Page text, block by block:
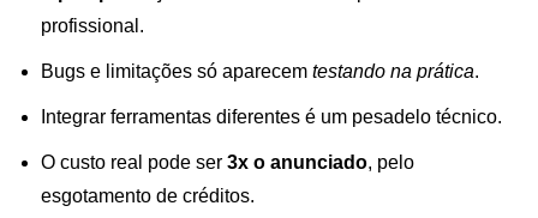
profissional.
Bugs e limitações só aparecem testando na prática.
Integrar ferramentas diferentes é um pesadelo técnico.
O custo real pode ser 3x o anunciado, pelo
esgotamento de créditos.